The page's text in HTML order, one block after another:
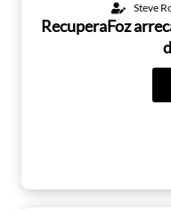
Steve
RecuperaFoz